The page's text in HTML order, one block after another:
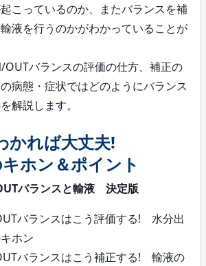
こっているのか、またバランスを補
液を行うのかがわかっていることが
OUTバランスの評価の仕方、補正の
病態・症状ではどのようにバランス
解説します。
かれば大丈夫!
ホン＆ポイント
バランスと輸液 決定版
バランスはこう評価する! 水分出
ホン
バランスはこう補正する! 輸液の